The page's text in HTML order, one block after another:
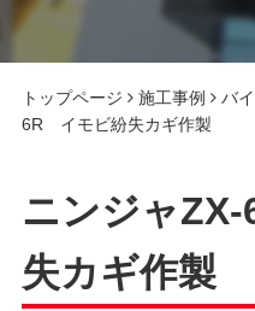
トップページ 施工事例 バ
6R イモビ紛失カギ作製
ニンジャ
失カギ作製